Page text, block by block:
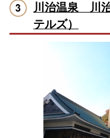
川治温泉 川
テルズ）